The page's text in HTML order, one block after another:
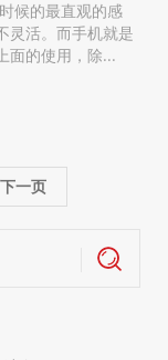
候的最直观的感
灵活。而手机就是
面的使用，除...
下一页